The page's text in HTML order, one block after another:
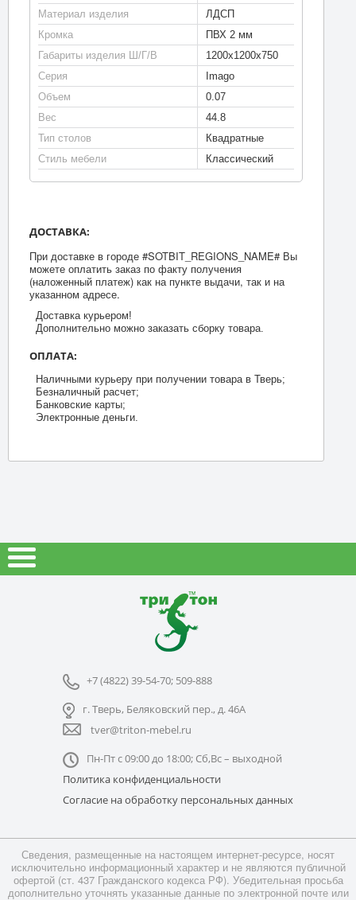
Материал изделия
ЛДСП
Кромка
ПВХ 2 мм
Габариты изделия Ш/Г/В
1200х1200х750
Серия
Imago
Объем
0.07
Вес
44.8
Тип столов
Квадратные
Стиль мебели
Классический
ДОСТАВКА:
При доставке в городе #SOTBIT_REGIONS_NAME# Вы
можете оплатить заказ по факту получения
(наложенный платеж) как на пункте выдачи, так и на
указанном адресе.
Доставка курьером!
Дополнительно можно заказать сборку товара.
ОПЛАТА:
Наличными курьеру при получении товара в Тверь;
Безналичный расчет;
Банковские карты;
Электронные деньги.
+7 (4822) 39-54-70; 509-888
г. Тверь, Беляковский пер., д. 46А
tver@triton-mebel.ru
Пн-Пт с 09:00 до 18:00; Сб,Вс – выходной
Политика конфиденциальности
Согласие на обработку персональных данных
Сведения, размещенные на настоящем интернет-ресурсе, носят
исключительно информационный характер и не являются публичной
офертой (ст. 437 Гражданского кодекса РФ). Убедительная просьба
дополнительно уточнять указанные данные по электронной почте или